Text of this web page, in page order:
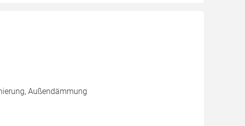
Außendämmung